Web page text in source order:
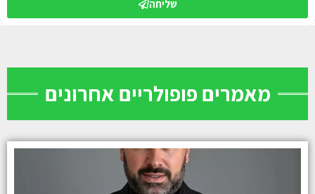
שליחה
מאמרים פופולריים אחרונים